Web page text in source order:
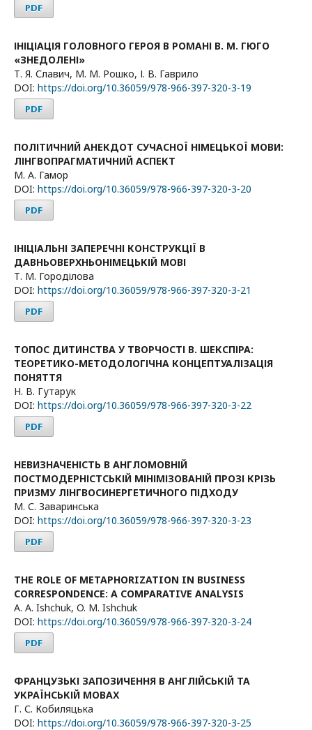
PDF
ІНІЦІАЦІЯ ГОЛОВНОГО ГЕРОЯ В РОМАНІ В. М. ГЮГО
«ЗНЕДОЛЕНІ»
Т. Я. Славич, М. М. Рошко, І. В. Гаврило
DOI: https://doi.org/10.36059/978-966-397-320-3-19
PDF
ПОЛІТИЧНИЙ АНЕКДОТ СУЧАСНОЇ НІМЕЦЬКОЇ МОВИ:
ЛІНГВОПРАГМАТИЧНИЙ АСПЕКТ
М. А. Гамор
DOI: https://doi.org/10.36059/978-966-397-320-3-20
PDF
ІНІЦІАЛЬНІ ЗАПЕРЕЧНІ КОНСТРУКЦІЇ В
ДАВНЬОВЕРХНЬОНІМЕЦЬКІЙ МОВІ
Т. М. Городілова
DOI: https://doi.org/10.36059/978-966-397-320-3-21
PDF
ТОПОС ДИТИНСТВА У ТВОРЧОСТІ В. ШЕКСПІРА:
ТЕОРЕТИКО-МЕТОДОЛОГІЧНА КОНЦЕПТУАЛІЗАЦІЯ
ПОНЯТТЯ
Н. В. Гутарук
DOI: https://doi.org/10.36059/978-966-397-320-3-22
PDF
НЕВИЗНАЧЕНІСТЬ В АНГЛОМОВНІЙ
ПОСТМОДЕРНІСТСЬКІЙ МІНІМІЗОВАНІЙ ПРОЗІ КРІЗЬ
ПРИЗМУ ЛІНГВОСИНЕРГЕТИЧНОГО ПІДХОДУ
М. С. Заваринська
DOI: https://doi.org/10.36059/978-966-397-320-3-23
PDF
THE ROLE OF METAPHORIZATION IN BUSINESS
CORRESPONDENCE: A COMPARATIVE ANALYSIS
A. A. Ishchuk, O. M. Ishchuk
DOI: https://doi.org/10.36059/978-966-397-320-3-24
PDF
ФРАНЦУЗЬКІ ЗАПОЗИЧЕННЯ В АНГЛІЙСЬКІЙ ТА
УКРАЇНСЬКІЙ МОВАХ
Г. С. Кобиляцька
DOI: https://doi.org/10.36059/978-966-397-320-3-25